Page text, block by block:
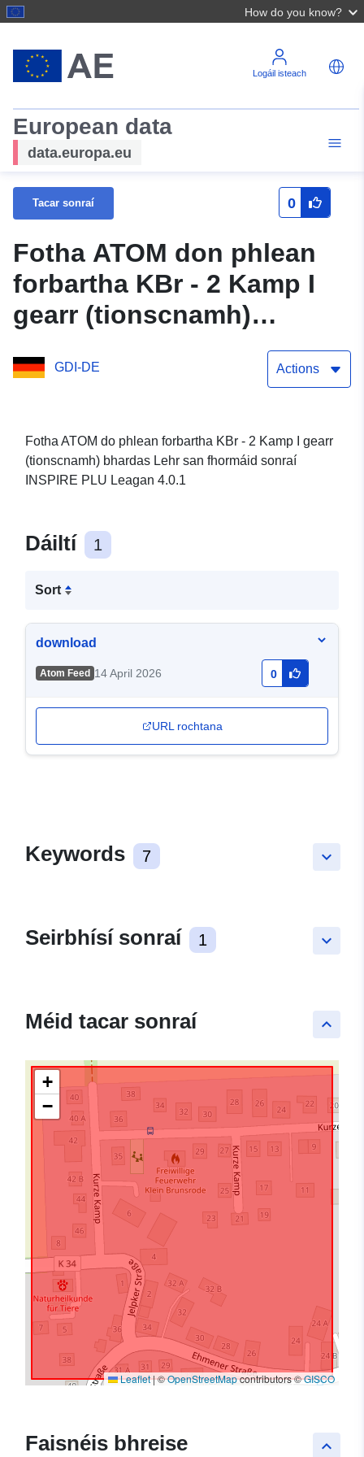
How do you know?
Logáil isteach
European data
data.europa.eu
Tacar sonraí 0
Fotha ATOM don phlean
forbartha KBr - 2 Kamp I
gearr (tionscnamh)
GDI-DE Actions
Fotha ATOM do phlean forbartha KBr - 2 Kamp I gearr
(tionscnamh) bhardas Lehr san fhormáid sonraí
INSPIRE PLU Leagan 4.0.1
Dáiltí 1
Sort
download
Atom Feed 14 April 2026 0
URL rochtana
keyboard_arrow_down
Keywords 7
keyboard_arrow_down
Seirbhísí sonraí 1
keyboard_arrow_up
Méid tacar sonraí
+
−
Leaflet|©OpenStreetMapcontributors ©GISCO
keyboard_arrow_up
Faisnéis bhreise